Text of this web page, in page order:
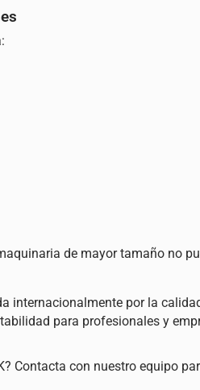
de mayor tamaño no
internacionalmente por la
para profesionales y
Contacta con nuestro equipo